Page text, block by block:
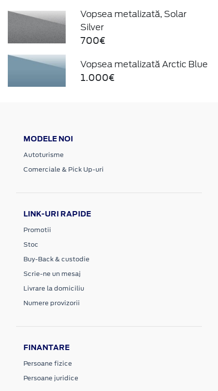
Vopsea metalizată, Solar
Silver
700€
Vopsea metalizată Arctic Blue
1.000€
MODELE NOI
Autoturisme
Comerciale & Pick Up-uri
LINK-URI RAPIDE
Promotii
Stoc
Buy-Back & custodie
Scrie-ne un mesaj
Livrare la domiciliu
Numere provizorii
FINANTARE
Persoane fizice
Persoane juridice